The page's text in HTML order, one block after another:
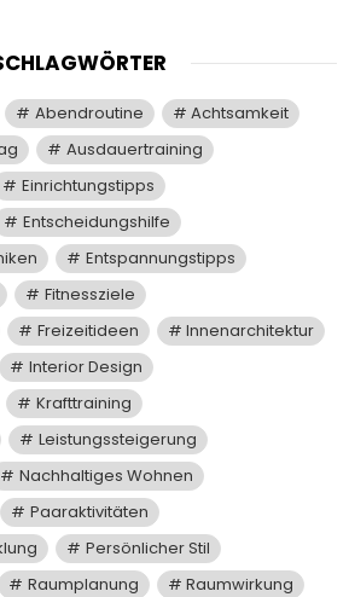
Abendroutine
Achtsamkeit
Ausdauertraining
Einrichtungstipps
Entscheidungshilfe
Entspannungstipps
Fitnessziele
Freizeitideen
Innenarchitektur
Interior Design
Krafttraining
Leistungssteigerung
Nachhaltiges Wohnen
Paaraktivitäten
Persönlicher Stil
Raumplanung
Raumwirkung